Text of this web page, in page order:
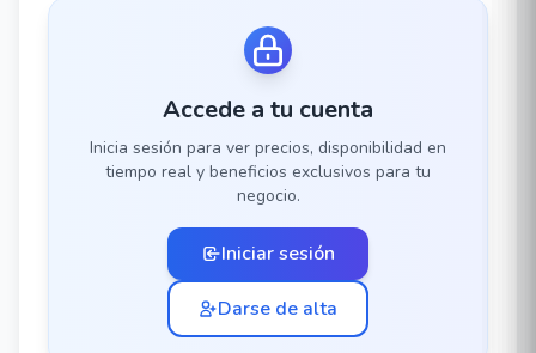
Accede a tu cuenta
Inicia sesión para ver precios, disponibilidad en
tiempo real y beneficios exclusivos para tu
negocio.
Iniciar sesión
Darse de alta